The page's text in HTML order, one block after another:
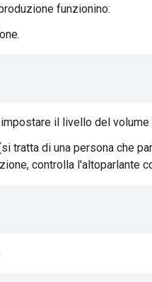
funzionino:
il livello del
tratta di una persona che
controlla l'altoparlante